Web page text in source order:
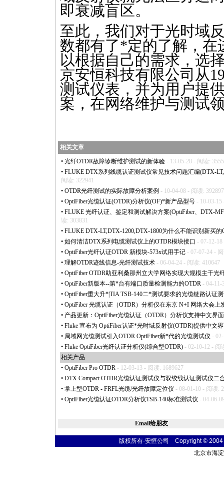
即衰减盲区。
至此，我们对于光时域
数都有了*定的了解，在
以根据自己的需求，选
京安恒科技有限公司从
测试仪表，并为用户提
案，在网络维护与测试
相关文章
• 光纤OTDR故障诊断维护测试的新体验 - 13-05-28 - 阅读:
• FLUKE DTX系列线缆认证测试仪常见技术问题汇编(DTX-
阅读: 322941
• OTDR光纤测试的实际故障分析案例 - 10-04-08 - 阅读: 392897
• OptiFiber光缆认证(OTDR)分析仪(OF)*新产品型号 - 10-03-15
• FLUKE 光纤认证、鉴定和测试解决方案(OptiFiber、DTX-
读: 303831
• FLUKE DTX-LT,DTX-1200,DTX-1800为什么不能识别新买的
• 如何清洁DTX系列电缆测试仪上的OTDR模块接口 - 07-12-
• OptiFiber光纤认证OTDR 新模块-573x试用手记 - 07-07-24 -
• 理解OTDR迹线信息-光纤测试技术 - 06-04-24 - 阅读: 410647
• OptiFiber OTDR助亚利桑那州立大学网络实现大规模主干光
• OptiFiber新版本--第*台有端口质量检测能力的OTDR - 04-11-
• OptiFiber重大升*|TIA TSB-140二*测试要求的光缆链路认证
• OptiFiber 光缆认证（OTDR）分析仪在东京 N+I 网络大会上
• 产品更新：OptiFiber光缆认证（OTDR）分析仪支持中文界面
• Fluke 宣布为 OptiFiber认证*光时域反射仪(OTDR)提供中文
• 局域网光缆测试引入OTDR OptiFiber新*代的光缆测试仪 -
• Fluke OptiFiber光纤认证分析仪(综合型OTDR) - 02-10-12 - 阅
相关产品
• OptiFiber Pro OTDR - 12-03-13 - 阅读: 1689627
• DTX Compact OTDR光缆认证测试仪与双绞线认证测试仪二
• 掌上型OTDR - FRFL光缆/光纤故障定位仪 - 08-01-10 - 阅读:
• OptiFiber光缆认证OTDR分析仪TSB-140标准测试仪 - 04-06-
Email给朋友
版权所有·安恒公司 Copyright ©
北京市海